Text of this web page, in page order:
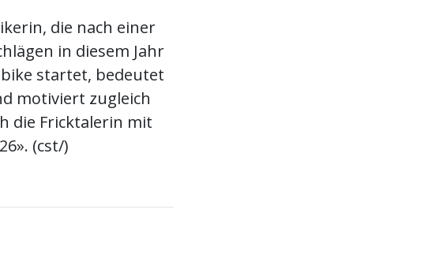
die nach einer
in diesem Jahr
startet, bedeutet
motiviert zugleich
die Fricktalerin mit
(cst/)